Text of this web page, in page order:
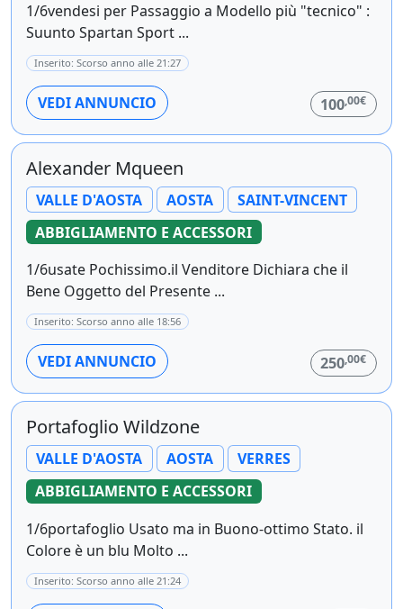
1/6vendesi per Passaggio a Modello più "tecnico" :
Suunto Spartan Sport ...
Inserito: Scorso anno alle 21:27
VEDI ANNUNCIO 100,00€
Alexander Mqueen
VALLE D'AOSTA AOSTA
SAINT-VINCENT
ABBIGLIAMENTO E ACCESSORI
1/6usate Pochissimo.il Venditore Dichiara che il
Bene Oggetto del Presente ...
Inserito: Scorso anno alle 18:56
VEDI ANNUNCIO 250,00€
Portafoglio Wildzone
VALLE D'AOSTA AOSTA
VERRES
ABBIGLIAMENTO E ACCESSORI
1/6portafoglio Usato ma in Buono-ottimo Stato. il
Colore è un blu Molto ...
Inserito: Scorso anno alle 21:24